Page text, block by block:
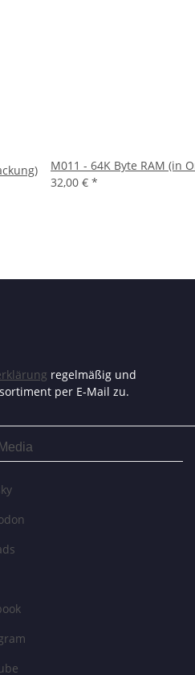
M011 - 64K Byte RAM (in
32,00 € *
regelmäßig und
per E-Mail zu.